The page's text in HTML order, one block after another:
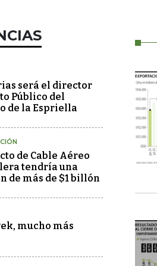
será el director
Público del
de la Espriella
de Cable Aéreo
tendría una
de más de $1 billón
mucho más